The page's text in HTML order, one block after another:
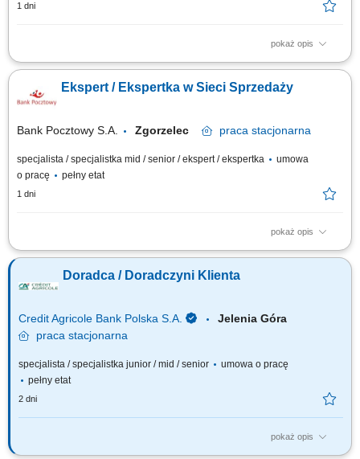
1 dni
pokaż opis
Twój zakres obowiązków diagnozowanie potrzeb i oczekiwań Klientów,
sprzedażowych, kształtowanie pozytywnego wizerunku Banku poprzez
wysoką jakość obsługi, operacyjna obsługa Klientów detalicznych,
Ekspert / Ekspertka w Sieci Sprzedaży
Bank Pocztowy S.A. Zgorzelec praca stacjonarna
specjalista / specjalistka mid / senior / ekspert / ekspertka
umowa
o pracę
pełny etat
1 dni
pokaż opis
Twój zakres obowiązków Diagnozowanie potrzeb i oczekiwań Klientów;
relacji; Realizacja celów sprzedażowych; Kształtowanie pozytywnego
wizerunku Banku poprzez wysoką jakość obsługi; Operacyjna obsługa
Doradca / Doradczyni Klienta
Credit Agricole Bank Polska S.A.
Jelenia Góra
praca stacjonarna
specjalista / specjalistka junior / mid / senior
umowa o pracę
pełny etat
2 dni
pokaż opis
Jakie będą Twoje zadania: Pozyskiwanie nowych klientów oraz